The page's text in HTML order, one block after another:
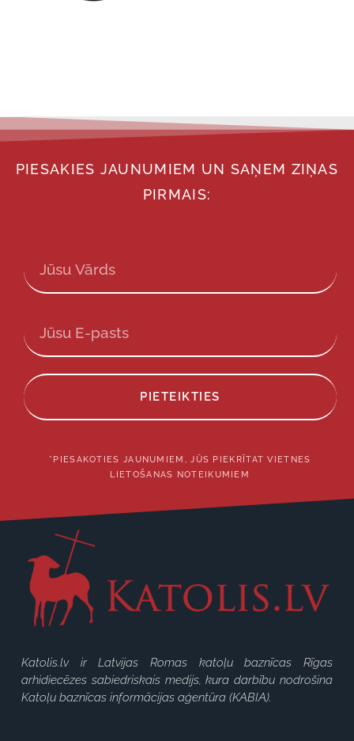
PIESAKIES JAUNUMIEM UN SAŅEM ZIŅAS
PIRMAIS:
PIETEIKTIES
*PIESAKOTIES JAUNUMIEM, JŪS PIEKRĪTAT VIETNES
LIETOŠANAS NOTEIKUMIEM
Katolis.lv ir Latvijas Romas katoļu baznīcas Rīgas
arhidiecēzes sabiedriskais medijs, kura darbību nodrošina
Katoļu baznīcas informācijas aģentūra (KABIA).